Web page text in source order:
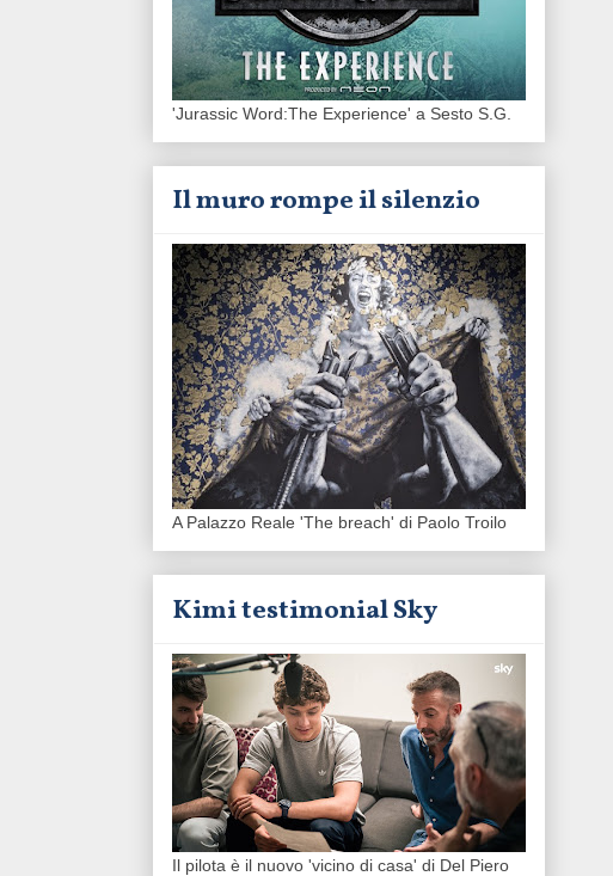
'Jurassic Word:The Experience' a Sesto S.G.
Il muro rompe il silenzio
A Palazzo Reale 'The breach' di Paolo Troilo
Kimi testimonial Sky
Il pilota è il nuovo 'vicino di casa' di Del Piero